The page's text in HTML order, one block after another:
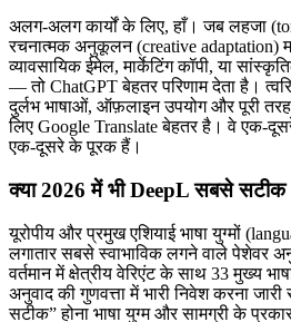
अलग-अलग कार्यों के लिए, हाँ। जब लहजा
रचनात्मक अनुकूलन (creative adaptation)
व्यावसायिक ईमेल, मार्केटिंग कॉपी, या
— तो ChatGPT बेहतर परिणाम देता है।
दुर्लभ भाषाओं, ऑफ़लाइन उपयोग और पूरी
लिए Google Translate बेहतर है। वे एक-
एक-दूसरे के पूरक हैं।
क्या 2026 में भी DeepL सबसे
यूरोपीय और प्रमुख एशियाई भाषा युग्मों
लगातार सबसे स्वाभाविक लगने वाले पेशेवर
वर्तमान में क्षेत्रीय वेरिएंट के साथ 33 मुख्य
अनुवाद की गुणवत्ता में भारी निवेश करना
सटीक” होना भाषा युग्म और सामग्री के